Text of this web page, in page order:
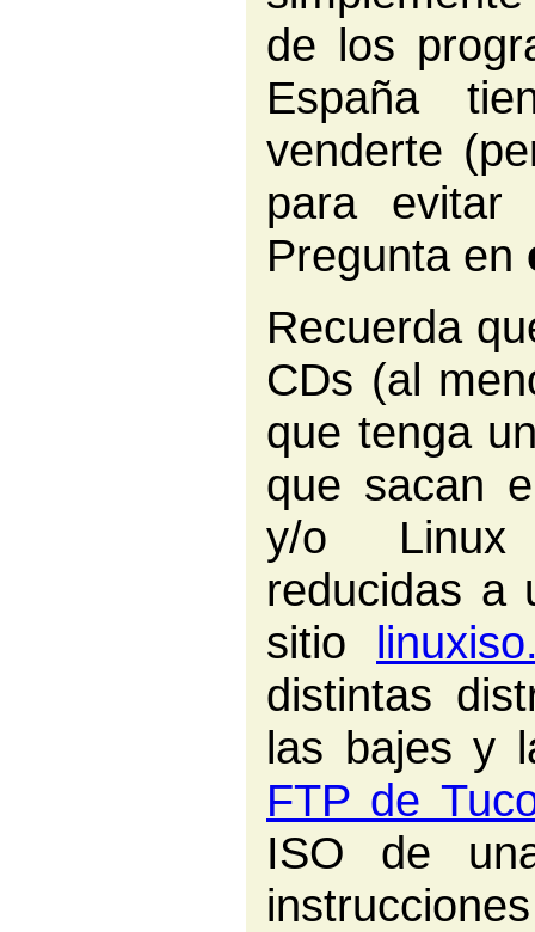
de los
España
venderte
para evitar
Pregunta en
Recuerda
CDs (al
que tenga
que sacan
y/o Linux
reducidas a
sitio
distintas
las bajes y
FTP de
ISO de